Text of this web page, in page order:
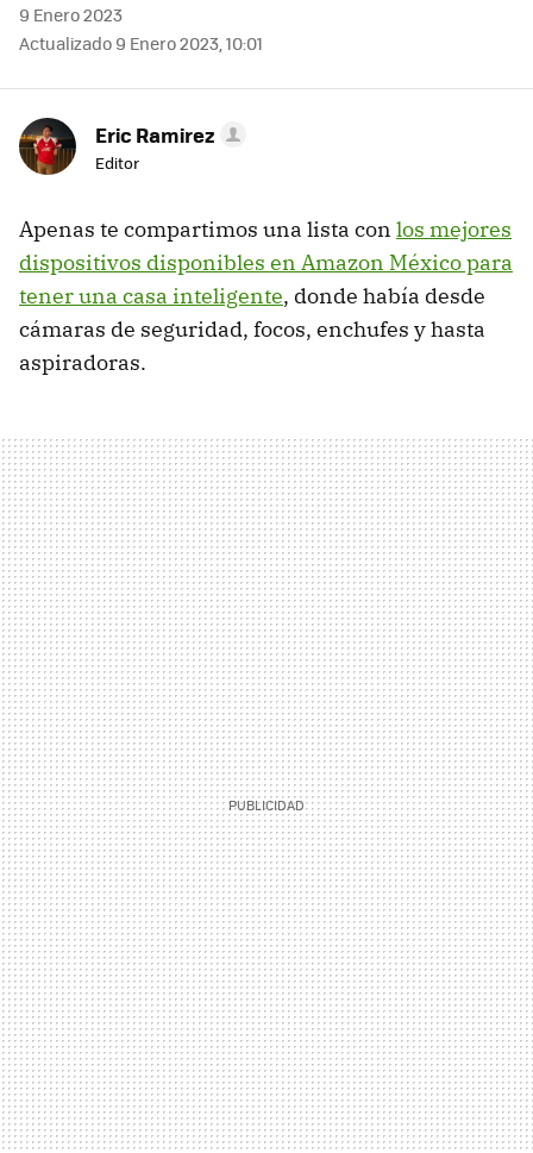
9 Enero 2023
Actualizado 9 Enero 2023, 10:01
Eric Ramirez
Editor
Apenas te compartimos una lista con los mejores
dispositivos disponibles en Amazon México para
tener una casa inteligente, donde había desde
cámaras de seguridad, focos, enchufes y hasta
aspiradoras.